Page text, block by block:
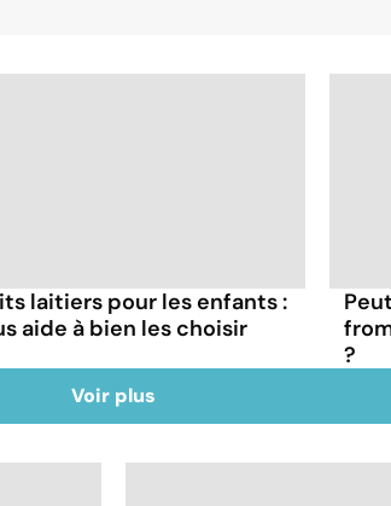
laitiers pour les enfants :
aide à bien les choisir
?
Voir plus